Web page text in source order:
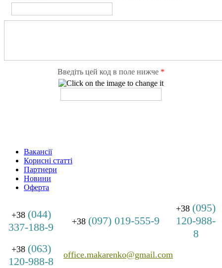
Введіть цей код в поле нижче *
Вакансії
Корисні статті
Партнери
Новини
Оферта
+38 (044)
337-188-9
+38 (097) 019-555-9
+38 (095)
120-988-
8
+38 (063)
120-988-8
office.makarenko@gmail.com